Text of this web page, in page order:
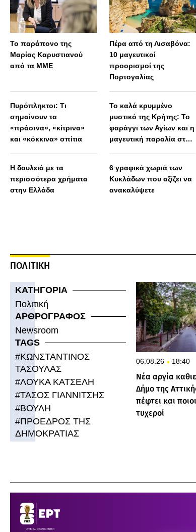
Το παράπονο της
Μαρίας Καρυστιανού
από τα ΜΜΕ
Πυρόπληκτοι: Τι
σημαίνουν τα
«πράσινα», «κίτρινα»
και «κόκκινα» σπίτια
Η δουλειά με τα
περισσότερα χρήματα
στην Ελλάδα
Πέρα από τη Λισαβόνα:
10 μαγευτικοί
προορισμοί της
Πορτογαλίας
Το καλά κρυμμένο
μυστικό της Κρήτης: Το
φαράγγι των Αγίων και η
μαγευτική παραλία στο
6 γραφικά χωριά των
Κυκλάδων που αξίζει να
ανακαλύψετε
ΠΟΛΙΤΙΚΗ
ΚΑΤΗΓΟΡΙΑ
Πολιτική
ΑΡΘΡΟΓΡΑΦΟΣ
Newsroom
TAGS
#ΚΩΝΣΤΑΝΤΙΝΟΣ
ΤΑΣΟΥΛΑΣ
#ΛΟΥΚΑ ΚΑΤΣΕΛΗ
#ΤΑΣΟΣ ΓΙΑΝΝΙΤΣΗΣ
#ΒΟΥΛΗ
#ΠΡΟΕΔΡΟΣ ΤΗΣ
ΔΗΜΟΚΡΑΤΙΑΣ
06.08.26 18:40
Νέα αργία
Δήμο της
πέφτει και
τυχεροί